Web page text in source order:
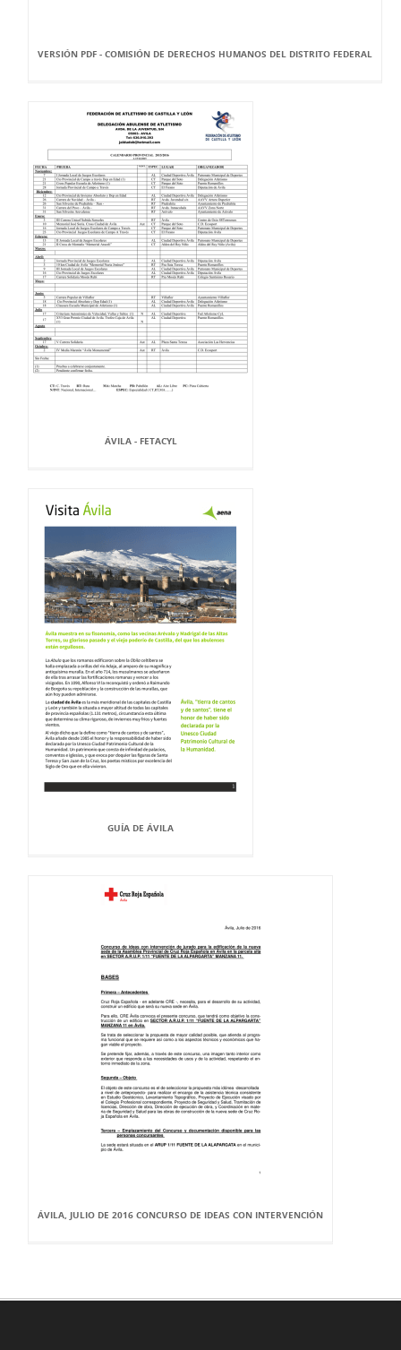
VERSIÓN PDF - COMISIÓN DE DERECHOS HUMANOS DEL DISTRITO FEDERAL
ÁVILA - FETACYL
GUÍA DE ÁVILA
ÁVILA, JULIO DE 2016 CONCURSO DE IDEAS CON INTERVENCIÓN